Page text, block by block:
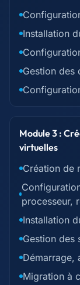
Installation
Gestion des
Module 3 :
virtuelles
Création de
processeur,
Installation
Gestion des
Démarrage,
Migration à